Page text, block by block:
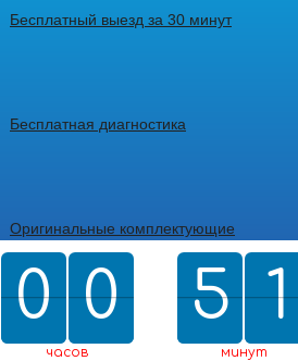
Бесплатный выезд за 30 минут
Бесплатная диагностика
Оригинальные комплектующие
0
0 0
0
часов
5
5 2
1
1
2
минут